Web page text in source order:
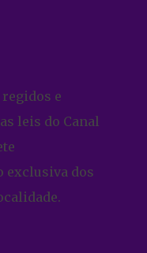
e
leis do Canal
exclusiva dos